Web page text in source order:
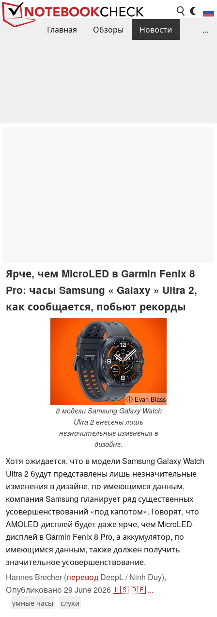
Главная Обзоры
Новости
...
Ярче, чем MicroLED в Garmin Fenix 8
Pro: часы Samsung « Galaxy » Ultra 2,
как сообщается, побьют рекорды
ⓘ Evan Blass
В модели Samsung Galaxy Watch
Ultra 2 внесены лишь
незначительные изменения в
дизайне.
Хотя ожидается, что в модели Samsung Galaxy Watch
Ultra 2 будут представлены лишь незначительные
изменения в дизайне, по имеющимся данным,
компания Samsung планирует ряд существенных
усовершенствований «под капотом». Говорят, что
AMOLED-дисплей будет даже ярче, чем MicroLED-
дисплей в Garmin Fenix 8 Pro, а аккумулятор, по
имеющимся данным, также должен получить
значительное усовершенствование.
Hannes Brecher (перевод DeepL / Ninh Duy),
Опубликовано 29 June 2026🇺🇸🇩🇪 ...
умные часы слухи